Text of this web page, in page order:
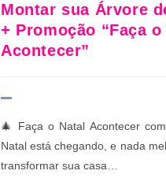
Montar sua Árvore
+ Promoção “Faça o
Acontecer”
🎄 Faça o Natal Acontecer
Natal está chegando, e nada
transformar sua casa…